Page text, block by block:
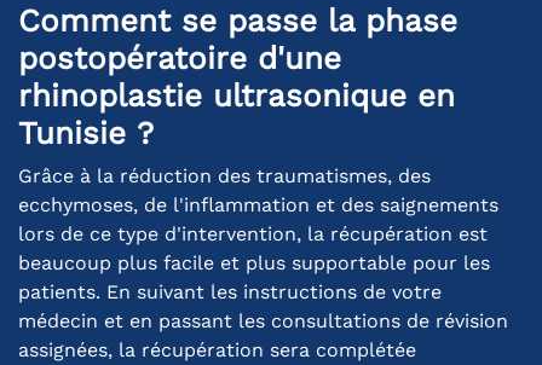
Comment se passe la phase
postopératoire d'une
rhinoplastie ultrasonique en
Tunisie ?
Grâce à la réduction des traumatismes, des
ecchymoses, de l'inflammation et des saignements
lors de ce type d'intervention, la récupération est
beaucoup plus facile et plus supportable pour les
patients. En suivant les instructions de votre
médecin et en passant les consultations de révision
assignées, la récupération sera complétée